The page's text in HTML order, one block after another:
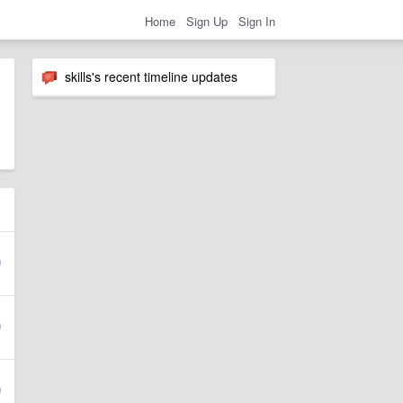
Home Sign Up Sign In
skills's recent timeline updates